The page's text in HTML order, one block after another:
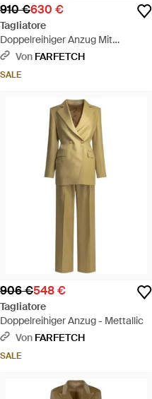
910 €630 €
Tagliatore
Doppelreihiger Anzug Mit
Steigendem Revers - Pink
Von FARFETCH
SALE
906 €548 €
Tagliatore
Doppelreihiger Anzug - Mettallic
Von FARFETCH
SALE